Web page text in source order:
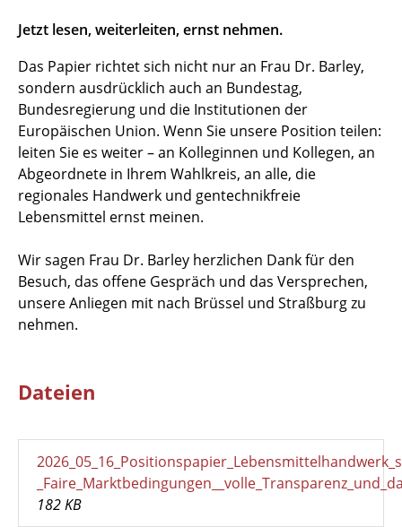
Jetzt lesen, weiterleiten, ernst nehmen.
Das Papier richtet sich nicht nur an Frau Dr. Barley,
sondern ausdrücklich auch an Bundestag,
Bundesregierung und die Institutionen der
Europäischen Union. Wenn Sie unsere Position teilen:
leiten Sie es weiter – an Kolleginnen und Kollegen, an
Abgeordnete in Ihrem Wahlkreis, an alle, die
regionales Handwerk und gentechnikfreie
Lebensmittel ernst meinen.
Wir sagen Frau Dr. Barley herzlichen Dank für den
Besuch, das offene Gespräch und das Versprechen,
unsere Anliegen mit nach Brüssel und Straßburg zu
nehmen.
Dateien
182 KB